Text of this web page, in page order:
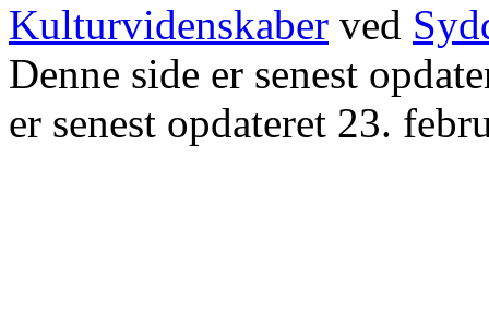
Kulturvidenskaber ved
Denne side er senest
er senest opdateret 23.